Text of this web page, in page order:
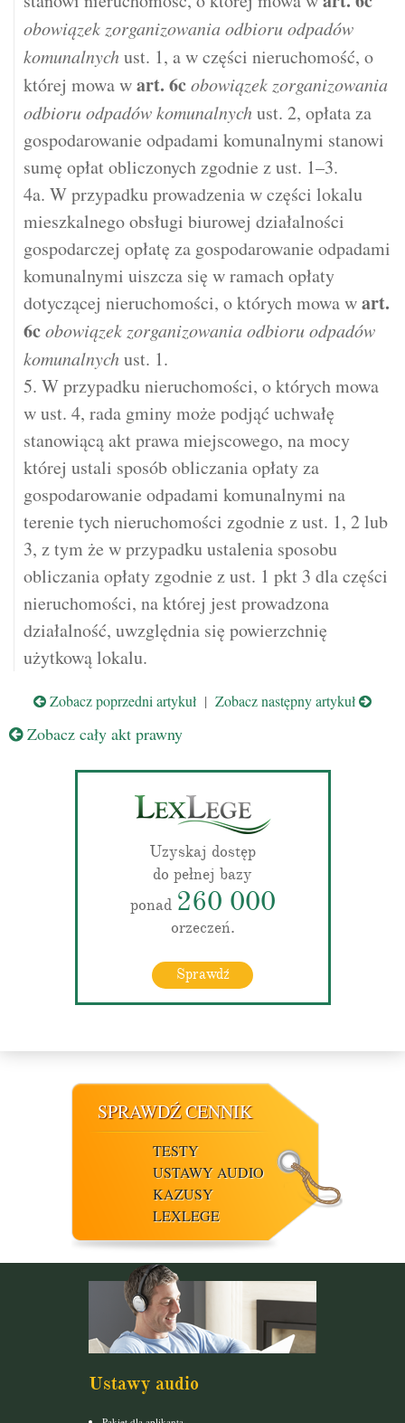
obowiązek zorganizowania odbioru odpadów
komunalnychust. 1, a w części nieruchomość, o
której mowa wart. 6cobowiązek zorganizowania
odbioru odpadów komunalnychust. 2, opłata za
gospodarowanie odpadami komunalnymi stanowi
sumę opłat obliczonych zgodnie z ust. 1–3.
4a. W przypadku prowadzenia w części lokalu
mieszkalnego obsługi biurowej działalności
gospodarczej opłatę za gospodarowanie odpadami
komunalnymi uiszcza się w ramach opłaty
dotyczącej nieruchomości, o których mowa wart.
6cobowiązek zorganizowania odbioru odpadów
komunalnychust. 1.
5. W przypadku nieruchomości, o których mowa
w ust. 4, rada gminy może podjąć uchwałę
stanowiącą akt prawa miejscowego, na mocy
której ustali sposób obliczania opłaty za
gospodarowanie odpadami komunalnymi na
terenie tych nieruchomości zgodnie z ust. 1, 2 lub
3, z tym że w przypadku ustalenia sposobu
obliczania opłaty zgodnie z ust. 1 pkt 3 dla części
nieruchomości, na której jest prowadzona
działalność, uwzględnia się powierzchnię
użytkową lokalu.
Zobacz poprzedni artykuł | Zobacz następny artykuł
Zobacz cały akt prawny
Uzyskaj dostęp
do pełnej bazy
ponad 260 000
orzeczeń.
Sprawdź
SPRAWDŹ CENNIK
TESTY
USTAWY AUDIO
KAZUSY
LEXLEGE
Ustawy audio